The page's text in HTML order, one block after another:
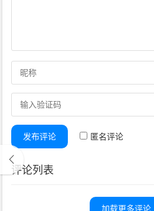
发布评论 匿名评论
评论列表
加载更多评论